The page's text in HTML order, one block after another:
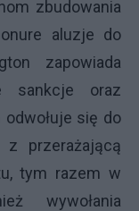
zbudowania
aluzje do
zapowiada
sankcje oraz
odwołuje się do
z przerażającą
tym razem w
wywołania